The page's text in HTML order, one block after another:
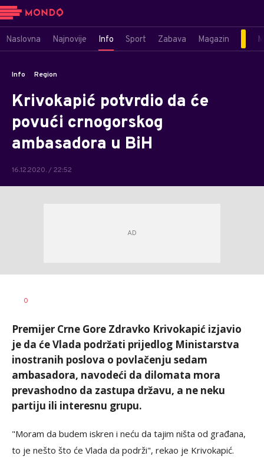
Naslovna Najnovije Info Sport Zabava Magazin
Info Region
Krivokapić potvrdio da će
povući crnogorskog
ambasadora u BiH
16.12.2020. / 22:52
AUTOR
0
Premijer Crne Gore Zdravko Krivokapić izjavio
je da će Vlada podržati prijedlog Ministarstva
inostranih poslova o povlačenju sedam
ambasadora, navodeći da dilomata mora
prevashodno da zastupa državu, a ne neku
partiju ili interesnu grupu.
"Moram da budem iskren i neću da tajim ništa od građana,
to je nešto što će Vlada da podrži", rekao je Krivokapić.